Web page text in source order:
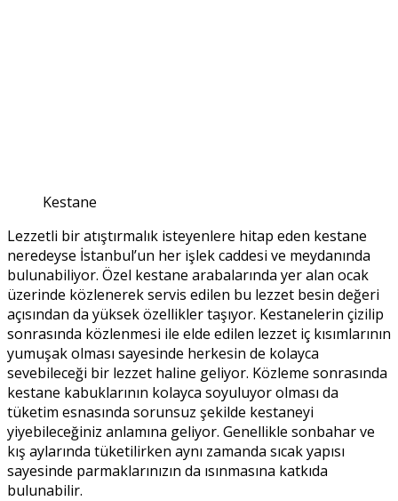
Kestane
Lezzetli bir atıştırmalık isteyenlere hitap eden kestane
neredeyse İstanbul’un her işlek caddesi ve meydanında
bulunabiliyor. Özel kestane arabalarında yer alan ocak
üzerinde közlenerek servis edilen bu lezzet besin değeri
açısından da yüksek özellikler taşıyor. Kestanelerin çizilip
sonrasında közlenmesi ile elde edilen lezzet iç kısımlarının
yumuşak olması sayesinde herkesin de kolayca
sevebileceği bir lezzet haline geliyor. Közleme sonrasında
kestane kabuklarının kolayca soyuluyor olması da
tüketim esnasında sorunsuz şekilde kestaneyi
yiyebileceğiniz anlamına geliyor. Genellikle sonbahar ve
kış aylarında tüketilirken aynı zamanda sıcak yapısı
sayesinde parmaklarınızın da ısınmasına katkıda
bulunabilir.